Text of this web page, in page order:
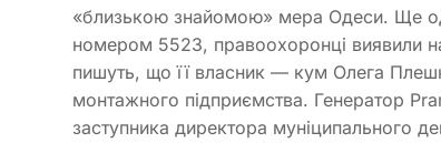
«близькою знайомою» мера Одеси. Ще
номером 5523, правоохоронці виявили
пишуть, що її власник — кум Олега
монтажного підприємства. Генератор
заступника директора муніципального